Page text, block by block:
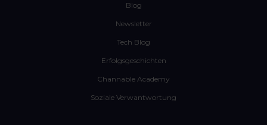
Blog
Newsletter
Tech Blog
Erfolgsgeschichten
Channable Academy
Soziale Verwantwortung